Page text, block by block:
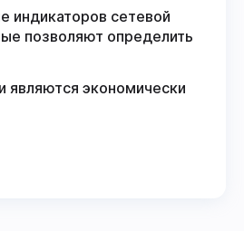
индикаторов сетевой
позволяют определить
экономически